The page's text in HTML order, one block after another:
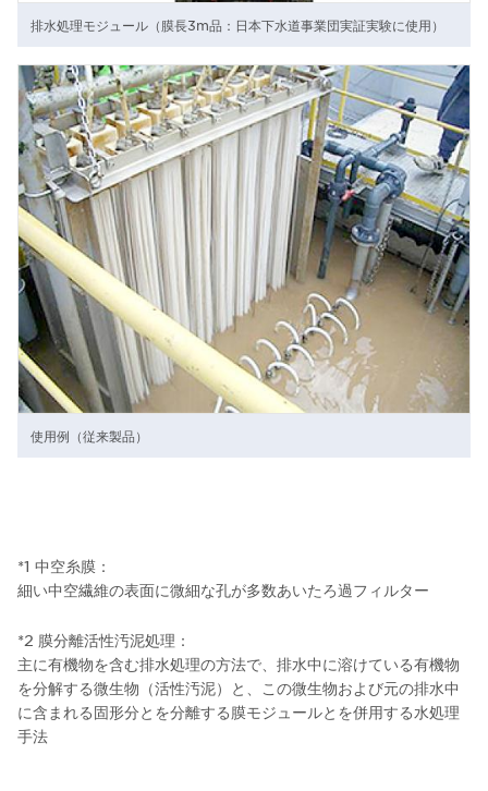
排水処理モジュール（膜長3m品：日本下水道事業団実証実験に使用）
使用例（従来製品）
*1 中空糸膜：
細い中空繊維の表面に微細な孔が多数あいたろ過フィルター
*2 膜分離活性汚泥処理：
主に有機物を含む排水処理の方法で、排水中に溶けている有機物
を分解する微生物（活性汚泥）と、この微生物および元の排水中
に含まれる固形分とを分離する膜モジュールとを併用する水処理
手法